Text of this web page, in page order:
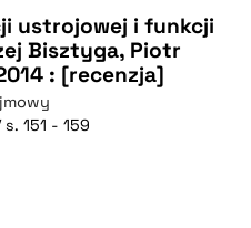
ustrojowej i funkcji
Bisztyga, Piotr
: [recenzja]
151 - 159